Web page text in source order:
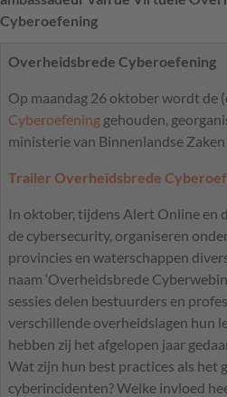
Cyberoefening
Overheidsbrede Cyberoefening
Op maandag 26 oktober wordt de
Cyberoefening gehouden,
ministerie van Binnenlandse
Trailer Overheidsbrede
In oktober, tijdens Alert Online en
de cybersecurity, organiseren
provincies en waterschappen
naam ‘Overheidsbrede
sessies delen bestuurders en
verschillende overheidslagen hun
hebben zij het afgelopen jaar
Wat zijn hun best practices als het
cyberincidenten? Welke invloed